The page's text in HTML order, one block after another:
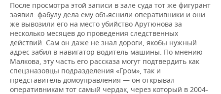
После просмотра этой записи в зале суда тот же фигурант
заявил: фабулу дела ему объяснили оперативники и они
же вывозили его на место убийство Арутюнова за
несколько месяцев до проведения следственных
действий. Сам он даже не знал дороги, якобы нужный
адрес забил в навигатор водитель машины. По мнению
Малкова, эту часть его рассказа могут подтвердить как
спецзназовцы подразделения «Гром», так и
представитель домоуправления — он открывал
оперативникам тот самый чердак, через который в 2004-